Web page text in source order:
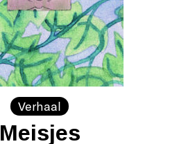
Verhaal
Meisjes